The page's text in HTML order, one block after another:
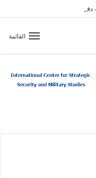
دفاع مشترك
القائمة